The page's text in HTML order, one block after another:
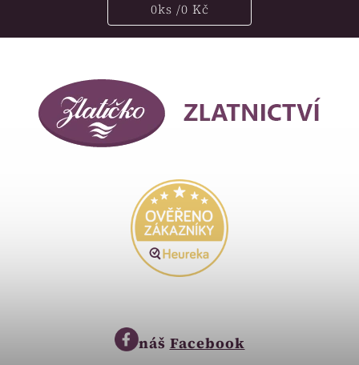
0ks /0 Kč
náš Facebook